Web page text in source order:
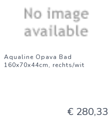
Aqualine Opava Bad
160x70x44cm, rechts/wit
€ 280,33